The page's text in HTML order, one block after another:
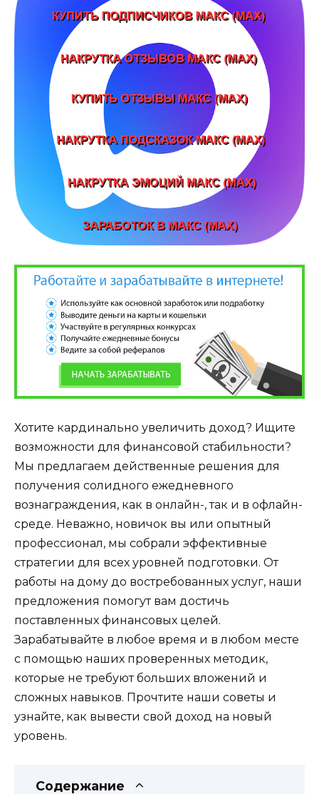
Хотите кардинально увеличить доход? Ищите
возможности для финансовой стабильности?
Мы предлагаем действенные решения для
получения солидного ежедневного
вознаграждения, как в онлайн-, так и в офлайн-
среде. Неважно, новичок вы или опытный
профессионал, мы собрали эффективные
стратегии для всех уровней подготовки. От
работы на дому до востребованных услуг, наши
предложения помогут вам достичь
поставленных финансовых целей.
Зарабатывайте в любое время и в любом месте
с помощью наших проверенных методик,
которые не требуют больших вложений и
сложных навыков. Прочтите наши советы и
узнайте, как вывести свой доход на новый
уровень.
Содержание